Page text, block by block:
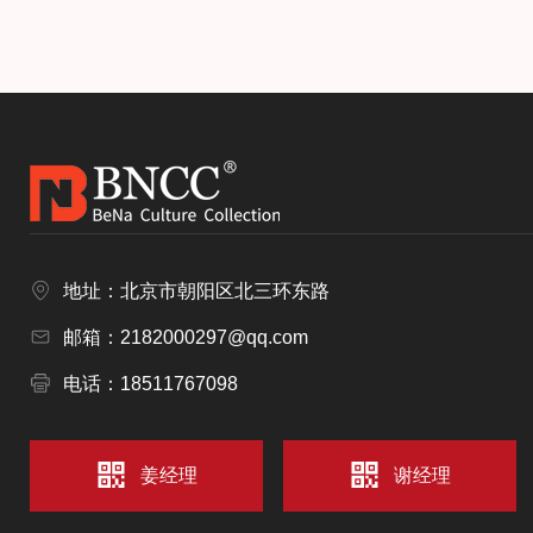
地址：北京市朝阳区北三环东路
邮箱：2182000297@qq.com
电话：18511767098
姜经理 谢经理